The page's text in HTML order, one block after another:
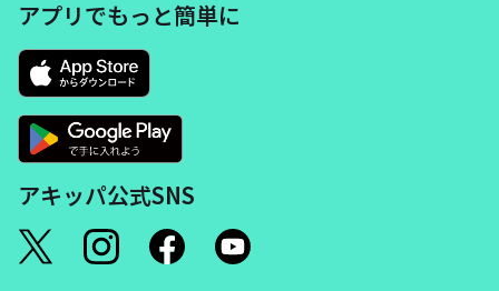
アプリでもっと簡単に
アキッパ公式SNS